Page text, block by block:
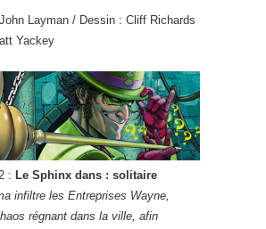
Layman / Dessin : Cliff Richards
Yackey
: Le Sphinx dans : solitaire
infiltre les Entreprises Wayne,
régnant dans la ville, afin